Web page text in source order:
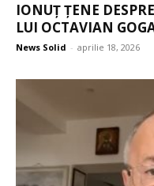
IONUȚ ȚENE
LUI OCTAVIAN
News Solid - aprilie 18, 2026